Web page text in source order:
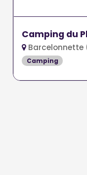
Camping du
Barcelonnette
Camping